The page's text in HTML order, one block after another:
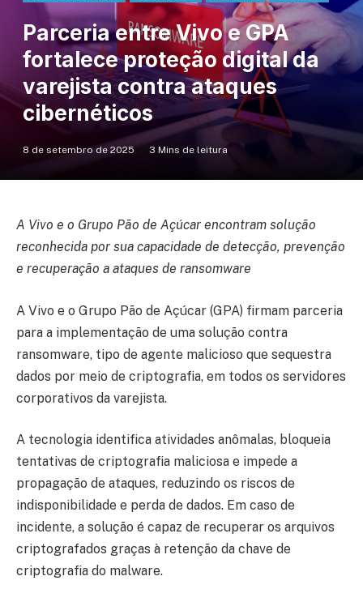
Parceria entre Vivo e GPA
fortalece proteção digital da
varejista contra ataques
cibernéticos
8 de setembro de 2025 3 Mins de leitura
A Vivo e o Grupo Pão de Açúcar encontram solução
reconhecida por sua capacidade de detecção, prevenção
e recuperação a ataques de ransomware
A Vivo e o Grupo Pão de Açúcar (GPA) firmam parceria
para a implementação de uma solução contra
ransomware, tipo de agente malicioso que sequestra
dados por meio de criptografia, em todos os servidores
corporativos da varejista.
A tecnologia identifica atividades anômalas, bloqueia
tentativas de criptografia maliciosa e impede a
propagação de ataques, reduzindo os riscos de
indisponibilidade e perda de dados. Em caso de
incidente, a solução é capaz de recuperar os arquivos
criptografados graças à retenção da chave de
criptografia do malware.